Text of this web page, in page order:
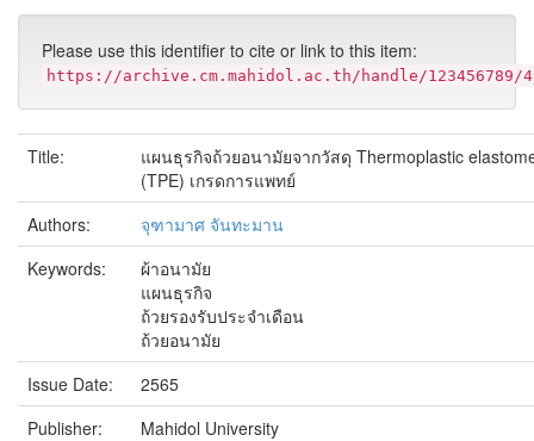
Please use this identifier to cite or link to this item:
https://archive.cm.mahidol.ac.th/handle/123456789/
Title:
แผนธุรกิจถ้วยอนามัยจากวัสดุ Thermoplastic
(TPE) เกรดการแพทย์
Authors:
จุฑามาศ จันทะมาน
Keywords:
ผ้าอนามัย
แผนธุรกิจ
ถ้วยรองรับประจำเดือน
ถ้วยอนามัย
Issue Date:
2565
Publisher:
Mahidol University